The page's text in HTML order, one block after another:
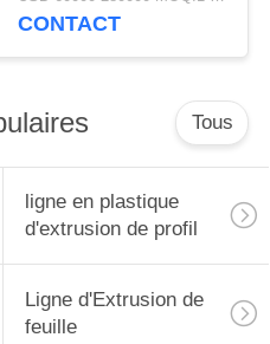
tuyau de PE de grand
CONTACT
Tous
ligne en plastique
d'extrusion de profil
Ligne d'Extrusion de
feuille